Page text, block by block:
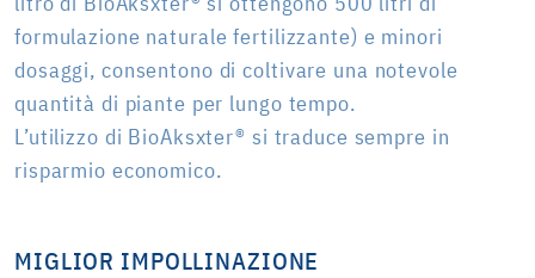
formulazione naturale fertilizzante) e minori
dosaggi, consentono di coltivare una notevole
quantità di piante per lungo tempo.
L’utilizzo di BioAksxter® si traduce sempre in
risparmio economico.
MIGLIOR IMPOLLINAZIONE